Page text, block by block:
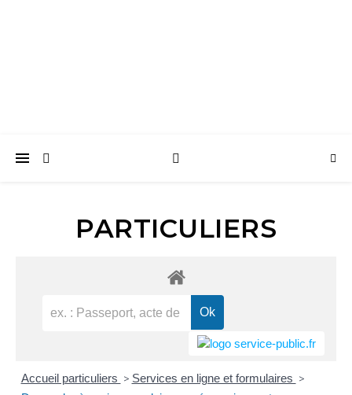
PARTICULIERS
Accueil particuliers > Services en ligne et formulaires >